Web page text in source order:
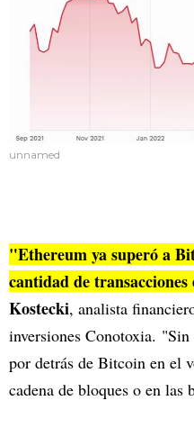
unnamed
"Ethereum ya superó a
cantidad de
Kostecki, analista
inversiones Conotoxia.
por detrás de Bitcoin en el
cadena de bloques o en las